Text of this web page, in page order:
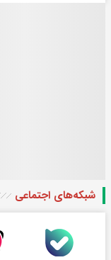
شبکه‌های اجتماعی